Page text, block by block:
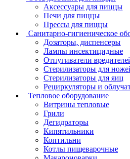
Аксессуары для пиццы
Печи для пиццы
Прессы для пиццы
Санитарно-гигиеническое
Дозаторы, диспенсеры
Лампы инсектицидные
Отпугиватели
Стерилизаторы для
Стерилизаторы для яиц
Рециркуляторы и
Тепловое оборудование
Витрины тепловые
Грили
Дегидраторы
Кипятильники
Коптильни
Котлы пищеварочные